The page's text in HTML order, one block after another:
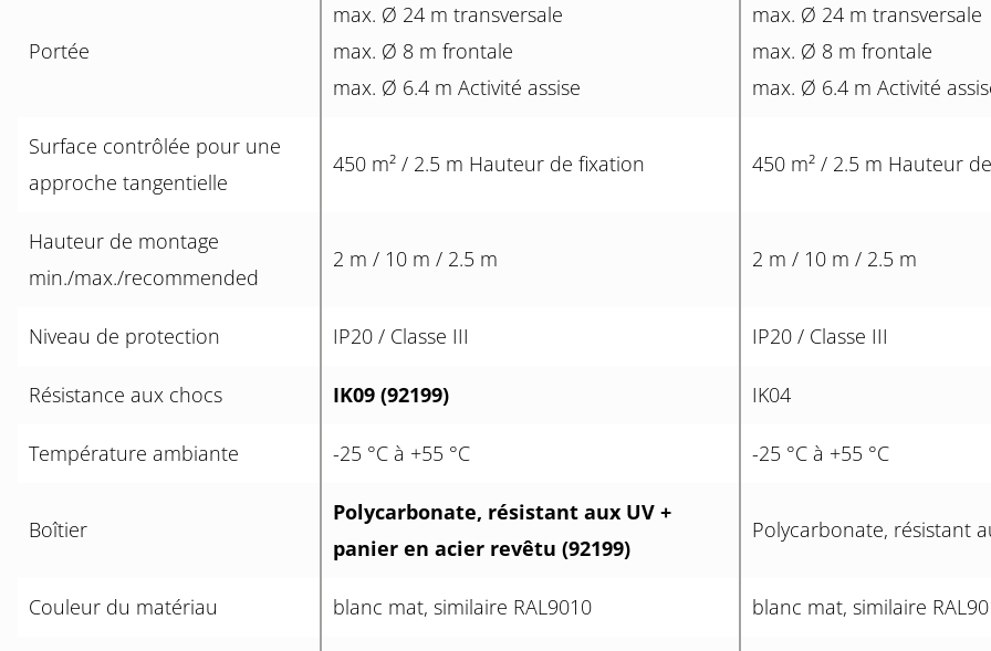
Portée
max. Ø 24 m transversale
max. Ø 8 m frontale
max. Ø 6.4 m Activité assise
max. Ø 24 m transversale
max. Ø 8 m frontale
max. Ø 6.4 m Activité
Surface contrôlée pour une
approche tangentielle
450 m² / 2.5 m Hauteur de fixation 450 m² / 2.5 m Hauteur
Hauteur de montage
min./max./recommended
2 m / 10 m / 2.5 m 2 m / 10 m / 2.5 m
Niveau de protection IP20 / Classe III IP20 / Classe III
Résistance aux chocs IK09 (92199) IK04
Température ambiante -25 °C à +55 °C -25 °C à +55 °C
Boîtier
Polycarbonate, résistant aux UV +
panier en acier revêtu (92199)
Polycarbonate, résistant
Couleur du matériau blanc mat, similaire RAL9010 blanc mat, similaire